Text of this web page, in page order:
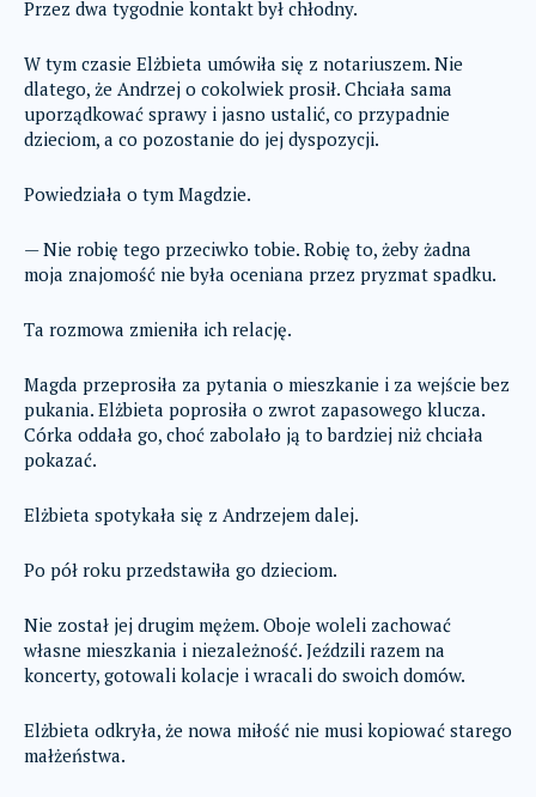
Przez dwa tygodnie kontakt był chłodny.
W tym czasie Elżbieta umówiła się z notariuszem. Nie
dlatego, że Andrzej o cokolwiek prosił. Chciała sama
uporządkować sprawy i jasno ustalić, co przypadnie
dzieciom, a co pozostanie do jej dyspozycji.
Powiedziała o tym Magdzie.
— Nie robię tego przeciwko tobie. Robię to, żeby żadna
moja znajomość nie była oceniana przez pryzmat spadku.
Ta rozmowa zmieniła ich relację.
Magda przeprosiła za pytania o mieszkanie i za wejście bez
pukania. Elżbieta poprosiła o zwrot zapasowego klucza.
Córka oddała go, choć zabolało ją to bardziej niż chciała
pokazać.
Elżbieta spotykała się z Andrzejem dalej.
Po pół roku przedstawiła go dzieciom.
Nie został jej drugim mężem. Oboje woleli zachować
własne mieszkania i niezależność. Jeździli razem na
koncerty, gotowali kolacje i wracali do swoich domów.
Elżbieta odkryła, że nowa miłość nie musi kopiować starego
małżeństwa.